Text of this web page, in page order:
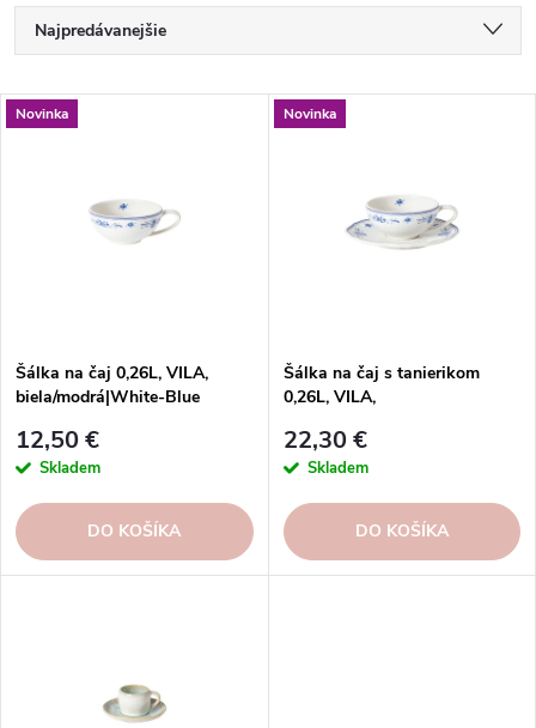
a
d
e
u
k
t
o
v
Najpredávanejšie
Najdrahšie
V
ý
d
u
k
t
v
Novinka
Šálka na čaj 0,26L, VILA,
biela/modrá|White-Blue
12,50 €
Skladem
DO KOŠÍKA
Novinka
Šálka na čaj s tanierikom
0,26L, VILA,
22,30 €
Skladem
DO KOŠÍKA